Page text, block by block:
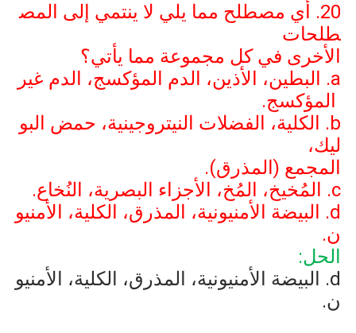
20. أي مصطلح مما يلي لا ينتمي إلى المص
طلحات
الأخرى في كل مجموعة مما يأتي؟
a. البطين، الأذين، الدم المؤكسج، الدم غير
المؤكسج.
b. الكلية، الفضلات النيتروجينية، حمض البو
ليك،
المجمع (المذرق).
c. المُخيخ، المُخ، الأجزاء البصرية، النُخاع.
d. البيضة الأمنيونية، المذرق، الكلية، الأمنيو
ن.
الحل:
d. البيضة الأمنيونية، المذرق، الكلية، الأمنيو
ن.